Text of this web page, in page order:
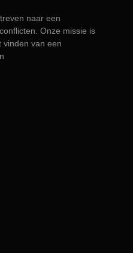
naar een
Onze missie is
vinden van een